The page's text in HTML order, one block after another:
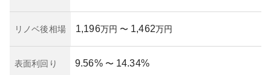
リノベ後相場 1,196万円 〜 1,462万円
表面利回り 9.56% 〜 14.34%